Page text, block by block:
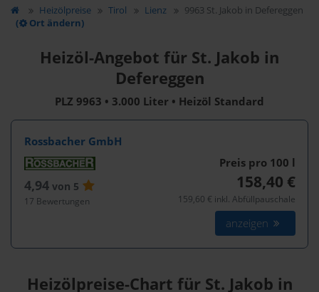
Heizölpreise Tirol Lienz
9963 St. Jakob in Defereggen
(
Ort ändern)
Heizöl-Angebot für St. Jakob in
Defereggen
PLZ 9963 • 3.000 Liter • Heizöl Standard
Rossbacher GmbH
4,94von 5
17 Bewertungen
Preis pro 100 l
158,40 €
159,60 € inkl. Abfüllpauschale
anzeigen
Heizölpreise-Chart für St. Jakob in